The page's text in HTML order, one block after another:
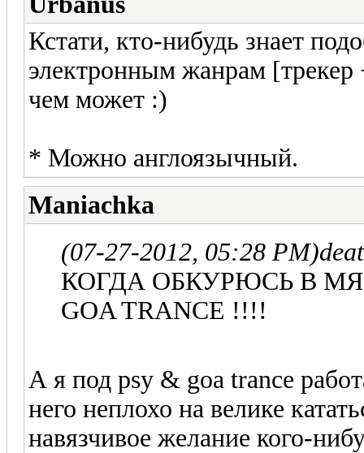
Кстати, кто-нибудь знает
электронным жанрам
чем может :)
* Можно англоязычный.
Maniachka
(07-27-2012, 05:28 PM)
КОГДА ОБКУРЮСЬ В
GOA TRANCE !!!!
А я под psy & goa trance
него неплохо на велике
навязчивое желание кого-